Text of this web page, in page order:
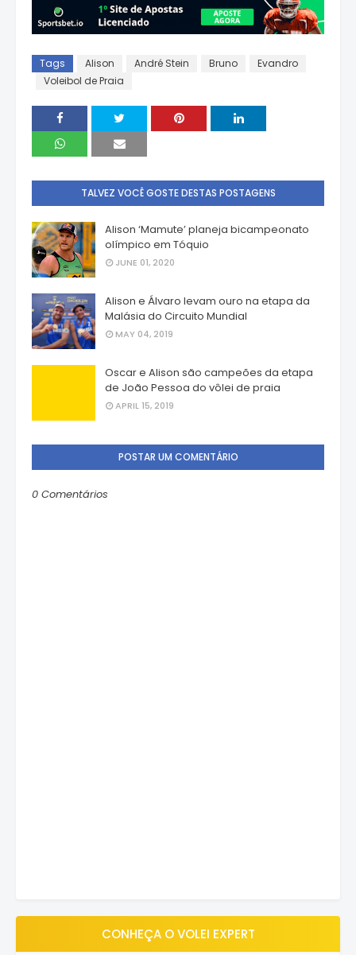
Tags Alison André Stein Bruno
Evandro
Voleibol de Praia
TALVEZ VOCÊ GOSTE DESTAS POSTAGENS
Alison ‘Mamute’ planeja bicampeonato
olímpico em Tóquio
JUNE 01, 2020
Alison e Álvaro levam ouro na etapa da
Malásia do Circuito Mundial
MAY 04, 2019
Oscar e Alison são campeões da etapa
de João Pessoa do vôlei de praia
APRIL 15, 2019
POSTAR UM COMENTÁRIO
0 Comentários
CONHEÇA O VOLEI EXPERT